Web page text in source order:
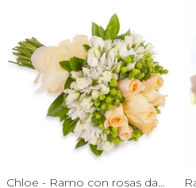
Chloe - Ramo con rosas damasco, hypericum verde y minirosas blanco